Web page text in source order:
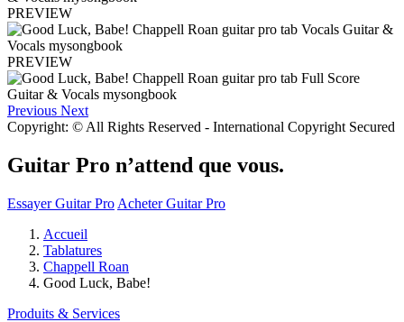
PREVIEW
PREVIEW
Previous Next
Copyright: © All Rights Reserved - International Copyright Secured
Guitar Pro n’attend que vous.
Essayer Guitar Pro Acheter Guitar Pro
Accueil
Tablatures
Chappell Roan
Good Luck, Babe!
Produits & Services